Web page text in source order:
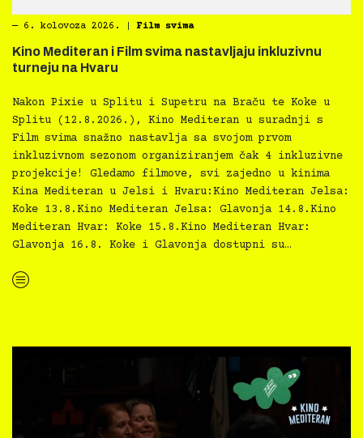
― 6. kolovoza 2026. Film svima
Kino Mediteran i Film svima nastavljaju inkluzivnu
turneju na Hvaru
Nakon Pixie u Splitu i Supetru na Braču te Koke u
Splitu (12.8.2026.), Kino Mediteran u suradnji s
Film svima snažno nastavlja sa svojom prvom
inkluzivnom sezonom organiziranjem čak 4 inkluzivne
projekcije! Gledamo filmove, svi zajedno u kinima
Kina Mediteran u Jelsi i Hvaru:Kino Mediteran Jelsa:
Koke 13.8.Kino Mediteran Jelsa: Glavonja 14.8.Kino
Mediteran Hvar: Koke 15.8.Kino Mediteran Hvar:
Glavonja 16.8. Koke i Glavonja dostupni su…
“Kino Mediteran i Film svima nastavljaju inkluzivnu turneju na Hvaru”